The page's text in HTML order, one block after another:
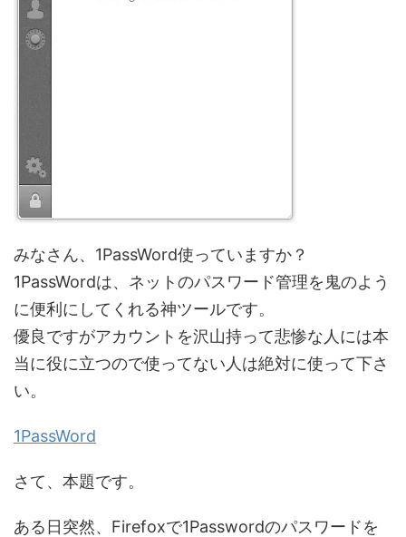
みなさん、1PassWord使っていますか？
1PassWordは、ネットのパスワード管理を鬼のよう
に便利にしてくれる神ツールです。
優良ですがアカウントを沢山持って悲惨な人には本
当に役に立つので使ってない人は絶対に使って下さ
い。
1PassWord
さて、本題です。
ある日突然、Firefoxで1Passwordのパスワードを